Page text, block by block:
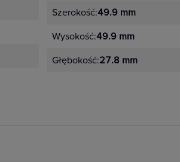
Szerokość:49.9 mm
Wysokość:49.9 mm
Głębokość:27.8 mm